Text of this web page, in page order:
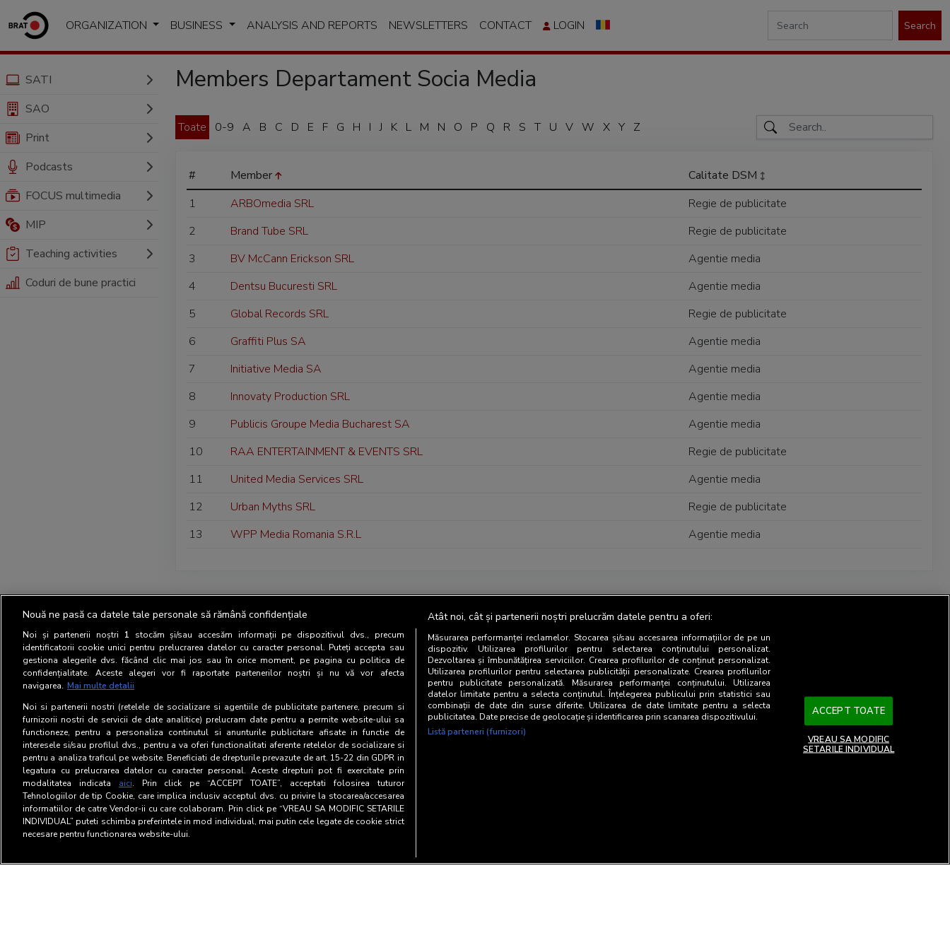
ORGANIZATION BUSINESS ANALYSIS AND REPORTS NEWSLETTERS CONTACT LOGIN Search
SATI
SAO
Print
Podcasts
FOCUS multimedia
MIP
Teaching activities
Coduri de bune practici
Members Departament Socia Media
Toate 0-9 A B C D E F G H I J K L M N O P Q R S T U V W X Y Z
# Member
Calitate DSM
1
ARBOmedia SRL
Regie de publicitate
2
Brand Tube SRL
Regie de publicitate
3
BV McCann Erickson SRL
Agentie media
4
Dentsu Bucuresti SRL
Agentie media
5
Global Records SRL
Regie de publicitate
6
Graffiti Plus SA
Agentie media
7
Initiative Media SA
Agentie media
8
Innovaty Production SRL
Agentie media
9
Publicis Groupe Media Bucharest SA
Agentie media
10
RAA ENTERTAINMENT & EVENTS SRL
Regie de publicitate
11
United Media Services SRL
Agentie media
12
Urban Myths SRL
Regie de publicitate
13
WPP Media Romania S.R.L Agentie media
Nouă ne pasă ca datele tale personale să rămână confidențiale
Noi și partenerii noștri 1 stocăm și/sau accesăm informații pe dispozitivul dvs., precum
identificatorii cookie unici pentru prelucrarea datelor cu caracter personal. Puteți accepta sau
gestiona alegerile dvs. făcând clic mai jos sau în orice moment, pe pagina cu politica de
confidențialitate. Aceste alegeri vor fi raportate partenerilor noștri și nu vă vor afecta
navigarea. Mai multe detalii
Noi si partenerii nostri (retelele de socializare si agentiile de publicitate partenere, precum si
furnizorii nostri de servicii de date analitice) prelucram date pentru a permite website-ului sa
functioneze, pentru a personaliza continutul si anunturile publicitare afisate in functie de
interesele si/sau profilul dvs., pentru a va oferi functionalitati aferente retelelor de socializare si
pentru a analiza traficul pe website. Beneficiati de drepturile prevazute de art. 15-22 din GDPR in
legatura cu prelucrarea datelor cu caracter personal. Aceste drepturi pot fi exercitate prin
modalitatea indicata aici. Prin click pe “ACCEPT TOATE”, acceptati folosirea tuturor
Tehnologiilor de tip Cookie, care implica inclusiv acceptul dvs. cu privire la stocarea/accesarea
informatiilor de catre Vendor-ii cu care colaboram. Prin click pe “VREAU SA MODIFIC SETARILE
INDIVIDUAL” puteti schimba preferintele in mod individual, mai putin cele legate de cookie strict
necesare pentru functionarea website-ului.
Atât noi, cât și partenerii noștri prelucrăm datele pentru a oferi:
Măsurarea performanței reclamelor. Stocarea și/sau accesarea informațiilor de pe un
dispozitiv. Utilizarea profilurilor pentru selectarea conținutului personalizat.
Dezvoltarea și îmbunătățirea serviciilor. Crearea profilurilor de conținut personalizat.
Utilizarea profilurilor pentru selectarea publicității personalizate. Crearea profilurilor
pentru publicitate personalizată. Măsurarea performanței conținutului. Utilizarea
datelor limitate pentru a selecta conținutul. Înțelegerea publicului prin statistici sau
combinații de date din surse diferite. Utilizarea de date limitate pentru a selecta
publicitatea. Date precise de geolocație și identificarea prin scanarea dispozitivului.
Listă parteneri (furnizori)
ACCEPT TOATE
VREAU SA MODIFIC
SETARILE INDIVIDUAL